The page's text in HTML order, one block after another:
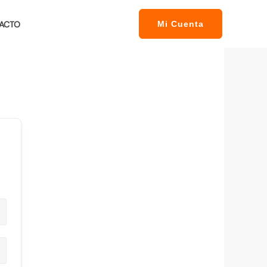
Mi Cuenta